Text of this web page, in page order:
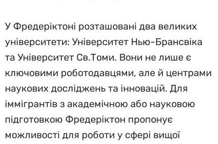
У Фредеріктоні розташовані два великих
університети: Університет Нью-Брансвіка
та Університет Св.Томи. Вони не лише є
ключовими роботодавцями, але й центрами
наукових досліджень та інновацій. Для
іммігрантів з академічною або науковою
підготовкою Фредеріктон пропонує
можливості для роботи у сфері вищої